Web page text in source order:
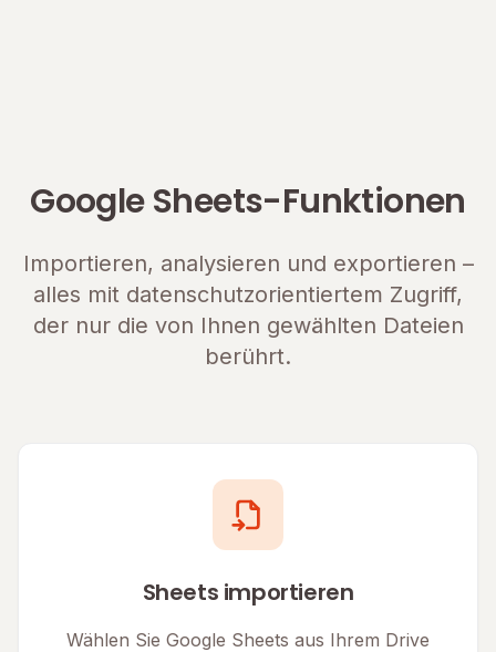
Google Sheets-Funktionen
Importieren, analysieren und exportieren –
alles mit datenschutzorientiertem Zugriff,
der nur die von Ihnen gewählten Dateien
berührt.
Sheets importieren
Wählen Sie Google Sheets aus Ihrem Drive